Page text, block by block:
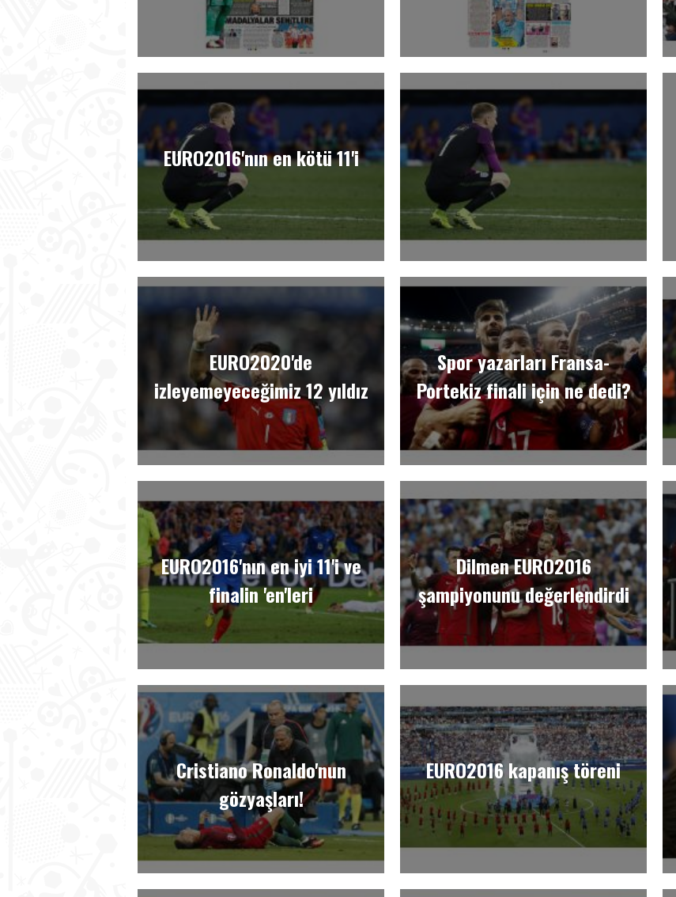
EURO2016'nın en kötü 11'i
EURO2020'de
izleyemeyeceğimiz 12 yıldız
Spor yazarları Fransa-
Portekiz finali için ne dedi?
EURO2016'nın en iyi 11'i ve
finalin 'en'leri
Dilmen EURO2016
şampiyonunu değerlendirdi
Cristiano Ronaldo'nun
gözyaşları!
EURO2016 kapanış töreni